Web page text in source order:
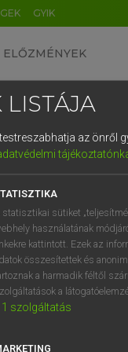
GYIK
ELŐZMÉNYEK
VAN
megtekintéséhez.
LISTÁJA
az önről
statisztikai sütiket
használatának
kattintott. Ezek az
összesítettek és
a harmadik féltől
a
1 szolgáltatás
DE CN FR ES IT NL
1 2 3
q w e
a s d
í y x